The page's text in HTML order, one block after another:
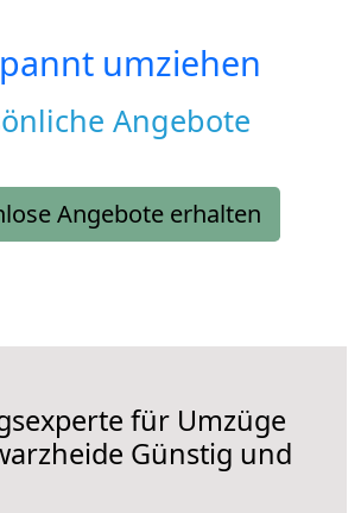
umziehen
Angebote
Angebote erhalten
für Umzüge
Günstig und